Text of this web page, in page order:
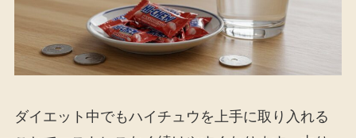
ダイエット中でもハイチュウを上手に取り入れる